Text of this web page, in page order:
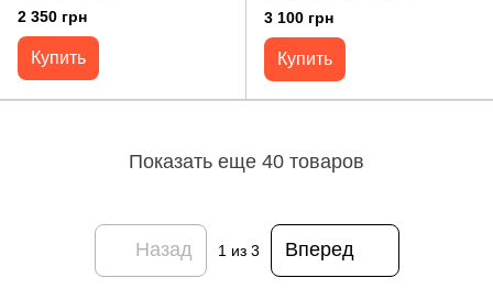
2 350 грн
Купить
3 100 грн
Купить
Показать еще 40 товаров
Назад 1 из 3 Вперед